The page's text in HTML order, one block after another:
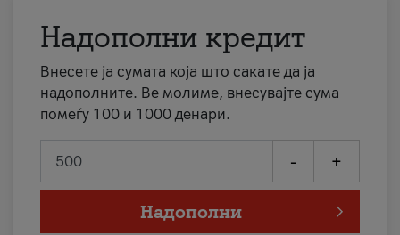
Надополни кредит
Внесете ја сумата која што сакате да ја
надополните. Ве молиме, внесувајте сума
помеѓу 100 и 1000 денари.
- +
Надополни